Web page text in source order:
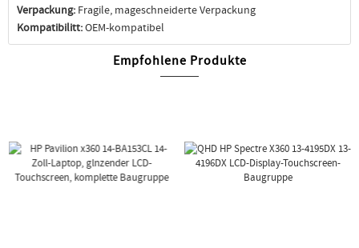
Verpackung: Fragile, mageschneiderte Verpackung
Kompatibilitt:OEM-kompatibel
Empfohlene Produkte